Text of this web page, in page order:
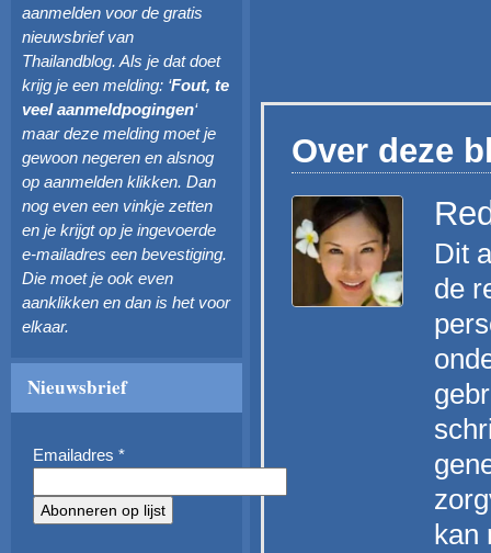
aanmelden voor de gratis
nieuwsbrief van
Thailandblog. Als je dat doet
krijg je een melding: ‘Fout, te
veel aanmeldpogingen‘
maar deze melding moet je
gewoon negeren en alsnog
op aanmelden klikken. Dan
nog even een vinkje zetten
en je krijgt op je ingevoerde
e-mailadres een bevestiging.
Die moet je ook even
aanklikken en dan is het voor
elkaar.
Nieuwsbrief
Emailadres *
Over deze
Dit
de
kan